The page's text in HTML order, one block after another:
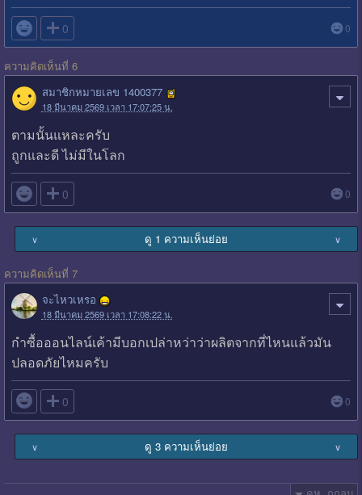
 0 0
ความคิดเห็นที่ 6
สมาชิกหมายเลข 1400377
18 มีนาคม 2569 เวลา 17:07:25 น.
ตามนั้นแหละครับ
ถูกและดี ไม่มีในโลก
 0 0
∨ ดู 1 ความเห็นย่อย ∨
ความคิดเห็นที่ 7
จะไหวเหรอ
18 มีนาคม 2569 เวลา 17:08:22 น.
กำซื้อออนไลน์เค้ามีบอกเปล่าหว่าว่าผลิตจากที่ไหนแล้วมัน
ปลอดภัยไหมครับ
 0 0
∨ ดู 3 ความเห็นย่อย ∨